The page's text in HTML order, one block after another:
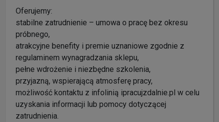
Oferujemy:
stabilne zatrudnienie – umowa o pracę bez okresu
próbnego,
atrakcyjne benefity i premie uznaniowe zgodnie z
regulaminem wynagradzania sklepu,
pełne wdrożenie i niezbędne szkolenia,
przyjazną, wspierającą atmosferę pracy,
możliwość kontaktu z infolinią ipracujzdalnie.pl w celu
uzyskania informacji lub pomocy dotyczącej
zatrudnienia.